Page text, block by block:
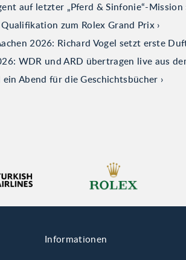
auf letzter „Pferd & Sinfonie“-Mission
zum Rolex Grand Prix
2026: Richard Vogel setzt erste
WDR und ARD übertragen live aus
Abend für die Geschichtsbücher
Informationen